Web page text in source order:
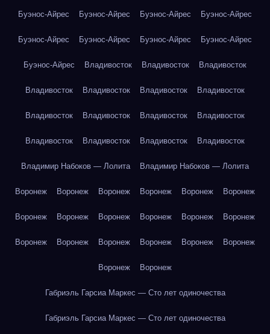
Буэнос-Айрес Буэнос-Айрес Буэнос-Айрес Буэнос-Айрес
Буэнос-Айрес Буэнос-Айрес Буэнос-Айрес Буэнос-Айрес
Буэнос-Айрес Владивосток Владивосток Владивосток
Владивосток Владивосток Владивосток Владивосток
Владивосток Владивосток Владивосток Владивосток
Владивосток Владивосток Владивосток Владивосток
Владимир Набоков — Лолита Владимир Набоков — Лолита
Воронеж Воронеж Воронеж Воронеж Воронеж Воронеж
Воронеж Воронеж Воронеж Воронеж Воронеж Воронеж
Воронеж Воронеж Воронеж Воронеж Воронеж Воронеж
Воронеж Воронеж
Габриэль Гарсиа Маркес — Сто лет одиночества
Габриэль Гарсиа Маркес — Сто лет одиночества